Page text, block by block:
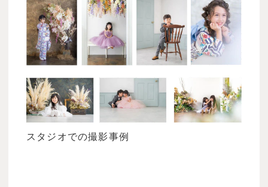
スタジオでの撮影事例